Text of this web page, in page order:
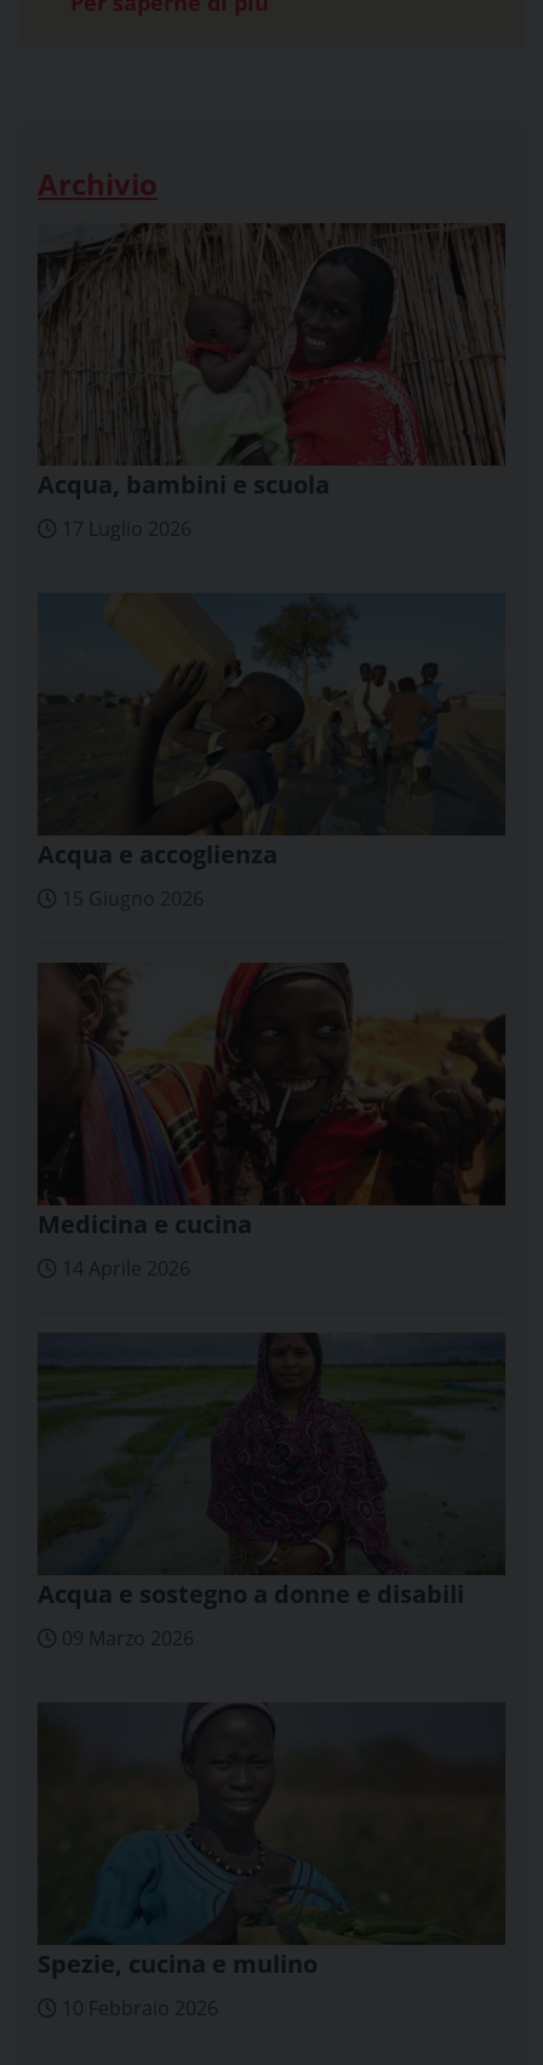
Archivio
Acqua, bambini e scuola
17 Luglio 2026
Acqua e accoglienza
15 Giugno 2026
Medicina e cucina
14 Aprile 2026
Acqua e sostegno a donne e disabili
09 Marzo 2026
Spezie, cucina e mulino
10 Febbraio 2026